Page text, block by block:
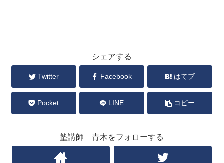
シェアする
Twitter Facebook はてブ
Pocket LINE コピー
塾講師 青木をフォローする